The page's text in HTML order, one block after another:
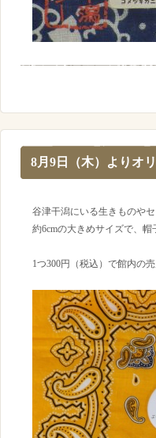
8月9日（木）よりオ
谷津干潟にいる生きものや
約6cmの大きめサイズで、
1つ300円（税込）で館内の